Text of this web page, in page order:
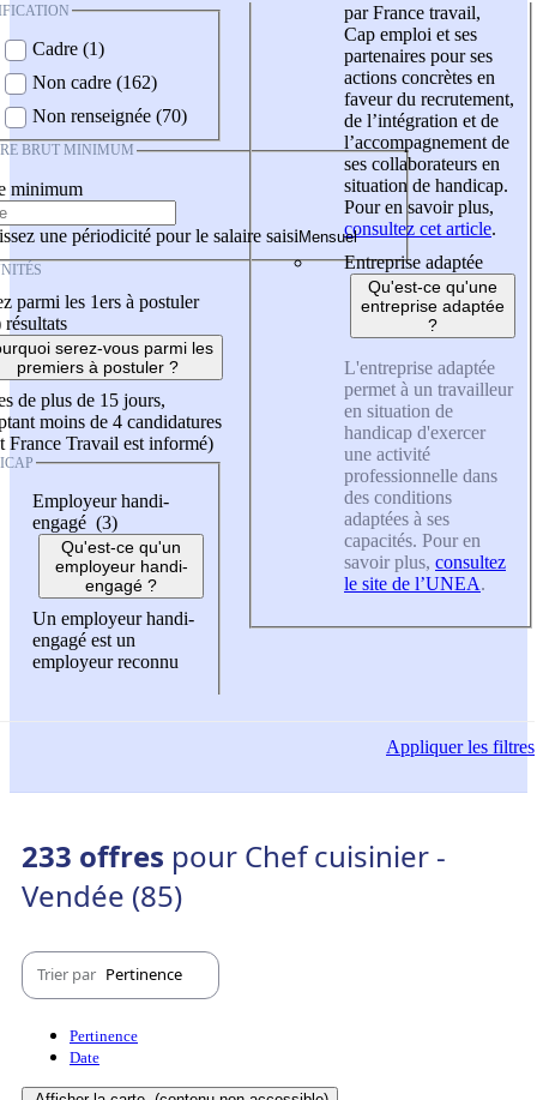
Cadre (1)
Non cadre (162)
Non renseignée (70)
BRUT MINIMUM
minimum
une périodicité pour le salaire saisi
parmi les 1ers à postuler
résultats
serez-vous parmi les
premiers à postuler ?
de plus de 15 jours,
moins de 4 candidatures
France Travail est informé)
Employeur handi-
engagé (3)
Qu'est-ce qu'un
employeur handi-
engagé ?
Un employeur handi-
engagé est un
employeur reconnu
par France travail,
Cap emploi et ses
partenaires pour ses
actions concrètes en
faveur du recrutement,
de l’intégration et de
l’accompagnement de
ses collaborateurs en
situation de handicap.
Pour en savoir plus,
consultez cet article.
Entreprise adaptée
Qu'est-ce qu'une
entreprise adaptée
?
L'entreprise adaptée
permet à un travailleur
en situation de
handicap d'exercer
une activité
professionnelle dans
des conditions
adaptées à ses
capacités. Pour en
savoir plus, consultez
le site de l’UNEA.
Appliquerles filtres
233 offres pour Chef cuisinier -
Vendée (85)
Trier par Pertinence
Pertinence
Date